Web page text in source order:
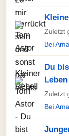
Zuletzt
Bei
Du
Leben
Zuletzt
Bei